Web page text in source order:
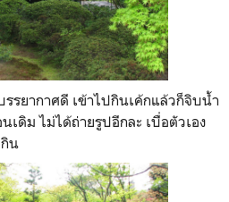
รยากาศดี เข้าไปกินเค้กแล้วก็จิบน้ำ
ดิม ไม่ได้ถ่ายรูปอีกละ เบื่อตัวเอง
น